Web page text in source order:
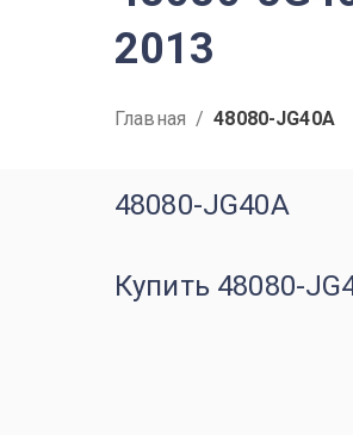
2013
Главная / 48080-JG40A
48080-JG40A
Купить 48080-